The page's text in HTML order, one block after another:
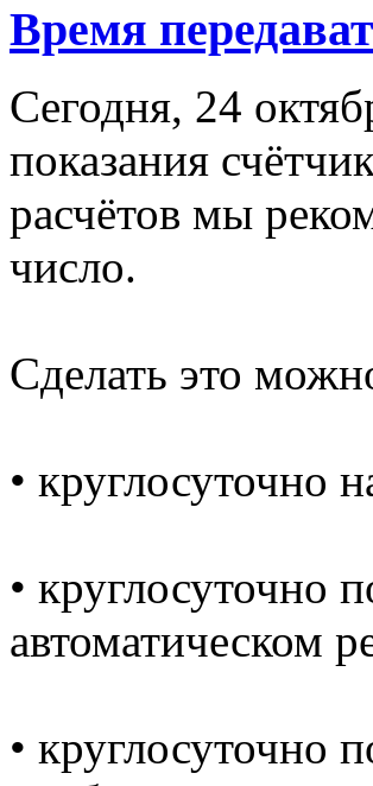
Время
Сегодня, 24
показания
расчётов мы
число.
Сделать это
• круглосуточно
• круглосуточно
автоматическом
• круглосуточно